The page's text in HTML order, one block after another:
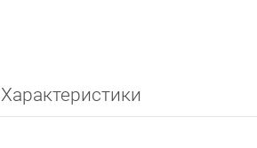
Характеристики